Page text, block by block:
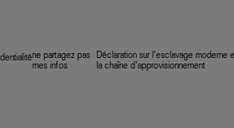
ne partagez pas
mes infos
Déclaration sur l’esclavage moderne
la chaîne d’approvisionnement